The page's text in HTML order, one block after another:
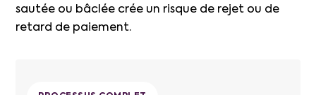
sautée ou bâclée crée un risque de rejet ou de
retard de paiement.